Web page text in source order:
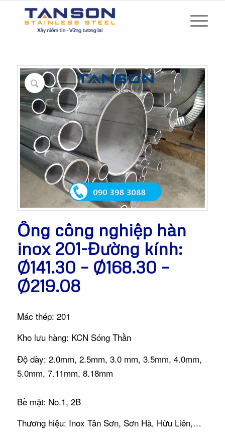
Ống công nghiệp hàn
inox 201-Đường kính:
Ø141.30 – Ø168.30 –
Ø219.08
Mác thép: 201
Kho lưu hàng: KCN Sóng Thần
Độ dày: 2.0mm, 2.5mm, 3.0 mm, 3.5mm, 4.0mm,
5.0mm, 7.11mm, 8.18mm
Bề mặt: No.1, 2B
Thương hiệu: Inox Tân Sơn, Sơn Hà, Hữu Liên,…